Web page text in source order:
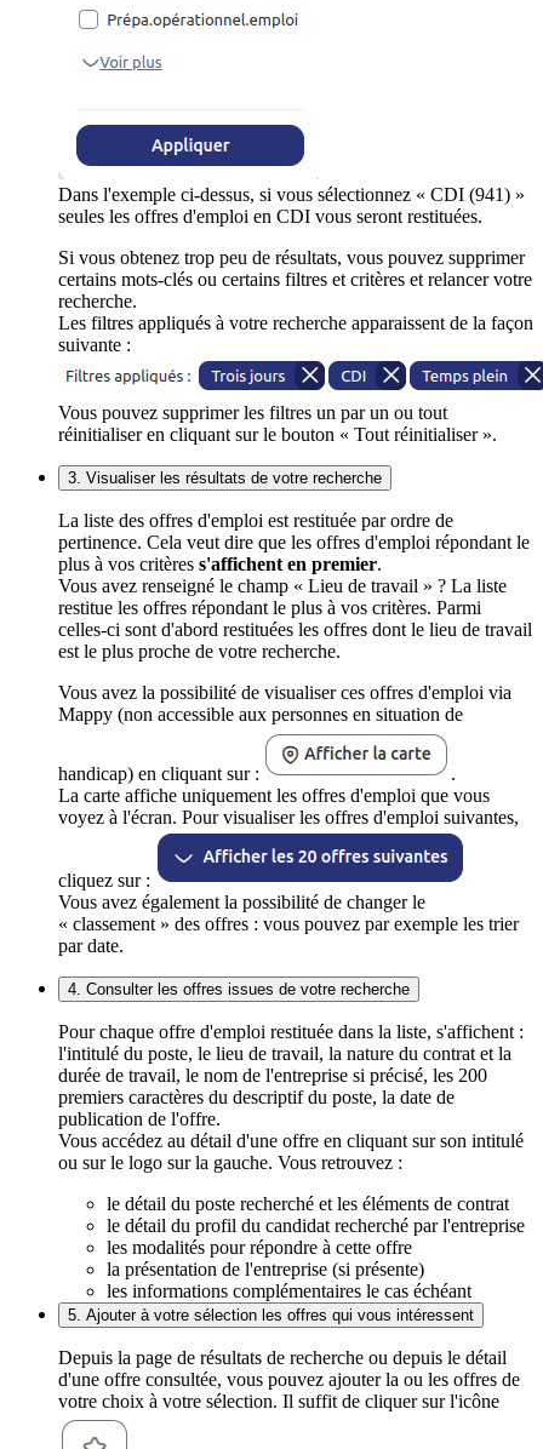
Dans l'exemple ci-dessus, si vous sélectionnez « CDI (941) »
seules les offres d'emploi en CDI vous seront restituées.
Si vous obtenez trop peu de résultats, vous pouvez supprimer
certains mots-clés ou certains filtres et critères et relancer votre
recherche.
Les filtres appliqués à votre recherche apparaissent de la façon
suivante :
Vous pouvez supprimer les filtres un par un ou tout
réinitialiser en cliquant sur le bouton « Tout réinitialiser ».
3. Visualiser les résultats de votre recherche
La liste des offres d'emploi est restituée par ordre de
pertinence. Cela veut dire que les offres d'emploi répondant le
plus à vos critères s'affichent en premier.
Vous avez renseigné le champ « Lieu de travail » ? La liste
restitue les offres répondant le plus à vos critères. Parmi
celles-ci sont d'abord restituées les offres dont le lieu de travail
est le plus proche de votre recherche.
Vous avez la possibilité de visualiser ces offres d'emploi via
Mappy (non accessible aux personnes en situation de
handicap) en cliquant sur :
.
La carte affiche uniquement les offres d'emploi que vous
voyez à l'écran. Pour visualiser les offres d'emploi suivantes,
cliquez sur :
Vous avez également la possibilité de changer le
« classement » des offres : vous pouvez par exemple les trier
par date.
4. Consulter les offres issues de votre recherche
Pour chaque offre d'emploi restituée dans la liste, s'affichent :
l'intitulé du poste, le lieu de travail, la nature du contrat et la
durée de travail, le nom de l'entreprise si précisé, les 200
premiers caractères du descriptif du poste, la date de
publication de l'offre.
Vous accédez au détail d'une offre en cliquant sur son intitulé
ou sur le logo sur la gauche. Vous retrouvez :
le détail du poste recherché et les éléments de contrat
le détail du profil du candidat recherché par l'entreprise
les modalités pour répondre à cette offre
la présentation de l'entreprise (si présente)
les informations complémentaires le cas échéant
5. Ajouter à votre sélection les offres qui vous intéressent
Depuis la page de résultats de recherche ou depuis le détail
d'une offre consultée, vous pouvez ajouter la ou les offres de
votre choix à votre sélection. Il suffit de cliquer sur l'icône